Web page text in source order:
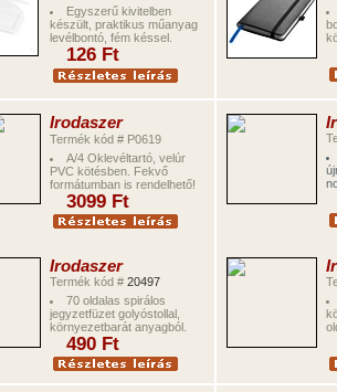
Egyszerű kivitelben
készült, praktikus műanyag
levélbontó, fém késsel.
126 Ft
Irodaszer
Termék kód # P0619
A/4 Oklevéltartó, velúr
PVC kötésben. Fekvő
formátumban is rendelhető!
3099 Ft
Irodaszer
Termék kód # 20497
70 oldalas spirálos
jegyzetfüzet golyóstollal,
környezetbarát anyagból.
490 Ft